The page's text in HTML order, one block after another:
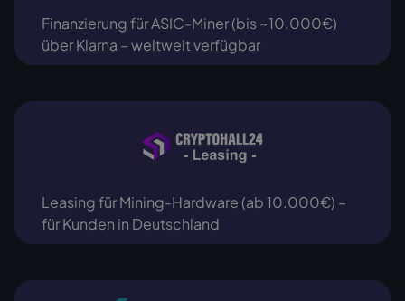
Finanzierung für ASIC-Miner (bis ~10.000€)
über Klarna – weltweit verfügbar
Leasing für Mining-Hardware (ab 10.000€) –
für Kunden in Deutschland